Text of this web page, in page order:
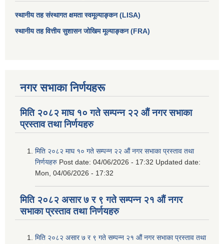
स्थानीय तह संस्थागत क्षमता स्वमूल्याङ्कन (LISA)
स्थानीय तह वित्तीय सुशासन जोखिम मूल्याङ्कन (FRA)
नगर सभाका निर्णयहरू
मिति २०८२ माघ १० गते सम्पन्न २२ औं नगर सभाका
प्रस्ताव तथा निर्णयहरु
मिति २०८२ माघ १० गते सम्पन्न २२ औं नगर सभाका प्रस्ताव तथा
निर्णयहरु Post date: 04/06/2026 - 17:32 Updated date:
Mon, 04/06/2026 - 17:32
मिति २०८२ असार ७ र ९ गते सम्पन्न २१ औं नगर
सभाका प्रस्ताव तथा निर्णयहरु
मिति २०८२ असार ७ र ९ गते सम्पन्न २१ औं नगर सभाका प्रस्ताव तथा